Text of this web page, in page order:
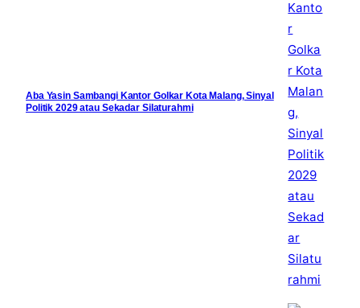
Aba Yasin Sambangi Kantor Golkar Kota Malang, Sinyal
Politik 2029 atau Sekadar Silaturahmi